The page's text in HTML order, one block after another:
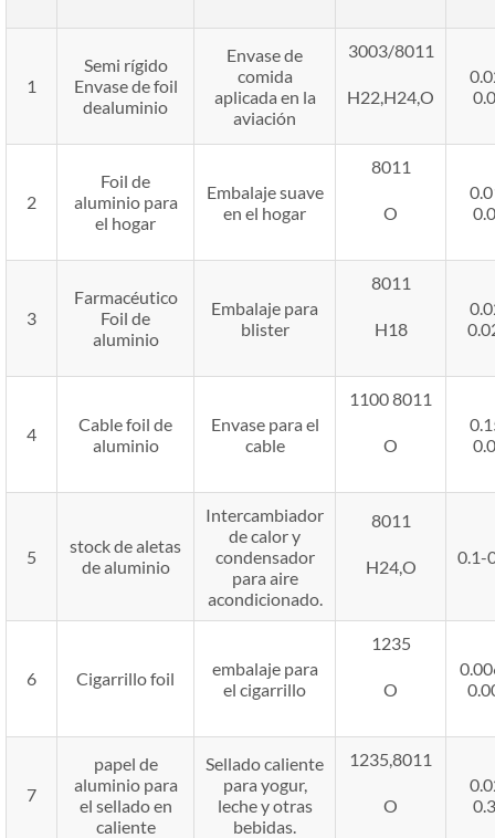
1
Semi rígido
Envase de foil
dealuminio
Envase de
comida
aplicada en la
aviación
3003/8011
H22,H24,O
2
Foil de
aluminio para
el hogar
Embalaje suave
en el hogar
8011
O
3
Farmacéutico
Foil de
aluminio
Embalaje para
blister
8011
H18
4
Cable foil de
aluminio
Envase para el
cable
1100 8011
O
5
stock de aletas
de aluminio
Intercambiador
de calor y
condensador
para aire
acondicionado.
8011
H24,O 0.1-
6 Cigarrillo foil
embalaje para
el cigarrillo
1235
O
7
papel de
aluminio para
el sellado en
caliente
Sellado caliente
para yogur,
leche y otras
bebidas.
1235,8011
O